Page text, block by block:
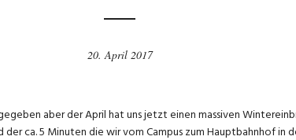
20. April 2017
aber der April hat uns jetzt einen massiven
ca. 5 Minuten die wir vom Campus zum Hauptbahnhof